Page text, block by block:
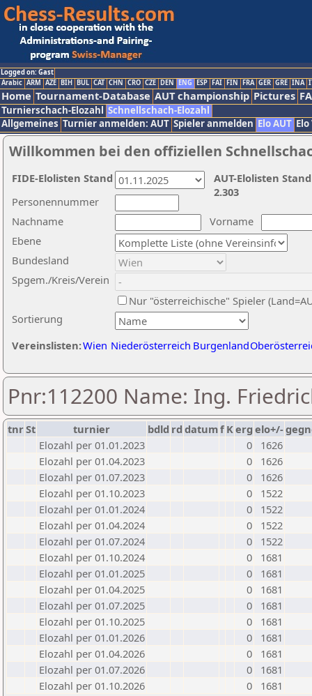
Logged on: Gast
Arabic ARM AZE BIH BUL CAT CHN CRO CZE DEN ENG ESP FAI FIN FRA GER GRE INA
Home Tournament-Database AUT championship Pictures
Turnierschach-Elozahl Schnellschach-Elozahl
Allgemeines Turnier anmelden: AUT Spieler anmelden Elo AUT
Willkommen bei den offiziellen
Nachname
Vorname
Ebene
Sortierung
Personennummer
Bundesland
Spgem./Kreis/Verein
Nur "österreichische" Spieler
Vereinslisten:Wien Niederösterreich Burgenland
AUT-Elolisten
2.303
FIDE-Elolisten Stand
Pnr:112200 Name: Ing.
tnrSt turnier bdld rd datumf Kerg elo+/-
Elozahl per 01.01.2023
0
1626
Elozahl per 01.04.2023
0
1626
Elozahl per 01.07.2023
0
1626
Elozahl per 01.10.2023
0
1522
Elozahl per 01.01.2024
0
1522
Elozahl per 01.04.2024
0
1522
Elozahl per 01.07.2024
0
1522
Elozahl per 01.10.2024
0
1681
Elozahl per 01.01.2025
0
1681
Elozahl per 01.04.2025
0
1681
Elozahl per 01.07.2025
0
1681
Elozahl per 01.10.2025
0
1681
Elozahl per 01.01.2026
0
1681
Elozahl per 01.04.2026
0
1681
Elozahl per 01.07.2026
0
1681
Elozahl per 01.10.2026
0 1681